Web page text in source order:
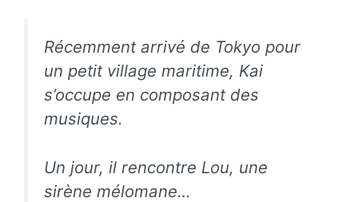
Récemment arrivé de Tokyo pour
un petit village maritime, Kai
s’occupe en composant des
musiques.
Un jour, il rencontre Lou, une
sirène mélomane…